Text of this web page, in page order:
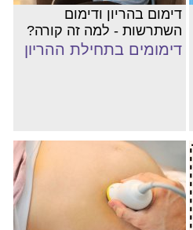
דימום בהריון ודימום
השתרשות - למה זה קורה?
דימומים בתחילת ההריון